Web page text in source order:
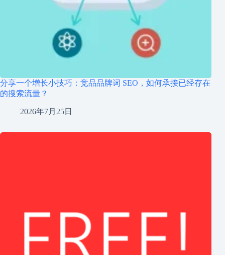
分享一个增长小技巧：竞品品牌词 SEO，如何承接已经存在
的搜索流量？
2026年7月25日